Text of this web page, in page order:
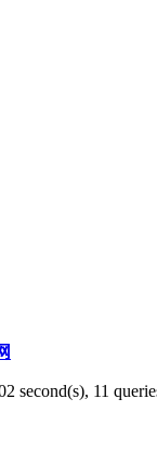
second(s), 11